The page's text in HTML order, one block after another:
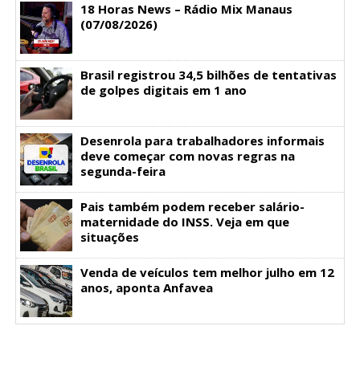
18 Horas News​​​​​​​​​​​​ – Rádio Mix Manaus
(07/08/2026)
Brasil registrou 34,5 bilhões de tentativas
de golpes digitais em 1 ano
Desenrola para trabalhadores informais
deve começar com novas regras na
segunda-feira
Pais também podem receber salário-
maternidade do INSS. Veja em que
situações
Venda de veículos tem melhor julho em 12
anos, aponta Anfavea